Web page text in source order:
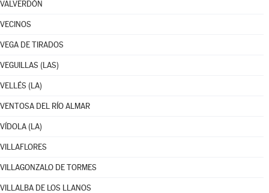
VALVERDÓN
VECINOS
VEGA DE TIRADOS
VEGUILLAS (LAS)
VELLÉS (LA)
VENTOSA DEL RÍO ALMAR
VÍDOLA (LA)
VILLAFLORES
VILLAGONZALO DE TORMES
VILLALBA DE LOS LLANOS